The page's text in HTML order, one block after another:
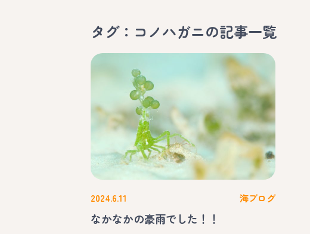
タグ：コノハガニの記事一覧
2024.6.11 海ブログ
なかなかの豪雨でした！！